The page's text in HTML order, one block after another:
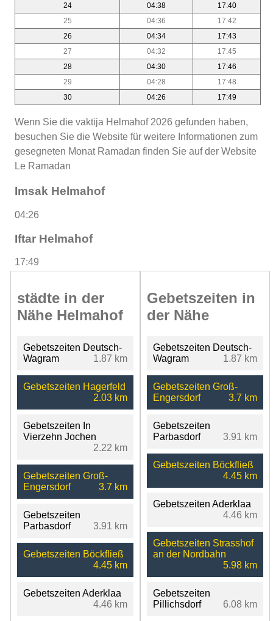
24
04:38
17:40
25
04:36
17:42
26
04:34
17:43
27
04:32
17:45
28
04:30
17:46
29
04:28
17:48
30
04:26 17:49
Wenn Sie die vaktija Helmahof 2026 gefunden haben,
besuchen Sie die Website für weitere Informationen zum
gesegneten Monat Ramadan finden Sie auf der Website
Le Ramadan
Imsak Helmahof
04:26
Iftar Helmahof
17:49
städte in der
Nähe Helmahof
Gebetszeiten Deutsch-
Wagram
1.87 km
Gebetszeiten Hagerfeld
2.03 km
Gebetszeiten In
Vierzehn Jochen
2.22 km
Gebetszeiten Groß-
Engersdorf
3.7 km
Gebetszeiten
Parbasdorf
3.91 km
Gebetszeiten Böckfließ
4.45 km
Gebetszeiten Aderklaa
4.46 km
Gebetszeiten in
der Nähe
Gebetszeiten Deutsch-
Wagram
1.87 km
Gebetszeiten Groß-
Engersdorf
3.7 km
Gebetszeiten
Parbasdorf
3.91 km
Gebetszeiten Böckfließ
4.45 km
Gebetszeiten Aderklaa
4.46 km
Gebetszeiten Strasshof
an der Nordbahn
5.98 km
Gebetszeiten
Pillichsdorf
6.08 km